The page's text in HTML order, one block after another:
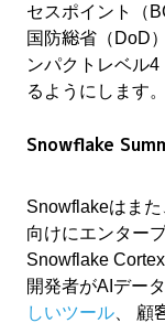
セスポイント（
国防総省（DoD
ンパクトレベル
るようにします。
Snowflake
Snowflakeはまた
向けにエンター
Snowflake
開発者がAIデー
しいツール 、